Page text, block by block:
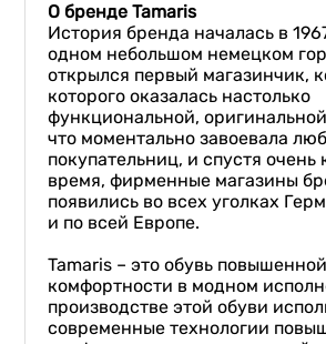
О брендеTamaris
История бренда началась в
одном небольшом немецком
открылся первый магазинчик,
которого оказалась настолько
функциональной,
что моментально завоевала
покупательниц, и спустя очень
время, фирменные магазины
появились во всех уголках
и по всей Европе.
Tamaris – это обувь повышенной
комфортности в модном
производстве этой обуви
современные технологии